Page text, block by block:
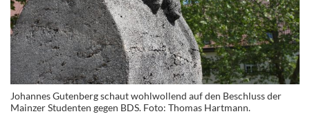
Johannes Gutenberg schaut wohlwollend auf den Beschluss der
Mainzer Studenten gegen BDS. Foto: Thomas Hartmann.